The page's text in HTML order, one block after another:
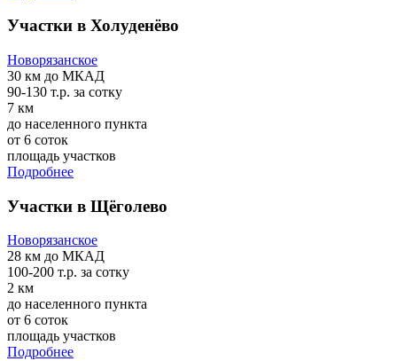
Участки в Холуденёво
Новорязанское
30 км до МКАД
90-130 т.р. за сотку
7 км
до населенного пункта
от 6 соток
площадь участков
Подробнее
Участки в Щёголево
Новорязанское
28 км до МКАД
100-200 т.р. за сотку
2 км
до населенного пункта
от 6 соток
площадь участков
Подробнее